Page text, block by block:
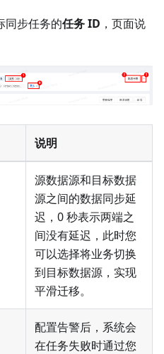
同步任务的任务 ID ，页面说
说明
源数据源和目标数据
源之间的数据同步延
迟，0 秒表示两端之
间没有延迟，此时您
可以选择将业务切换
到目标数据源，实现
平滑迁移。
配置告警后，系统会
在任务失败时通过您